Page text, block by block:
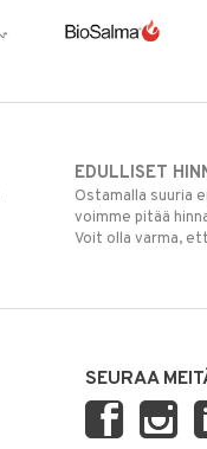
EDULLISET
Ostamalla suuria
voimme pitää
Voit olla varma,
SEURAA